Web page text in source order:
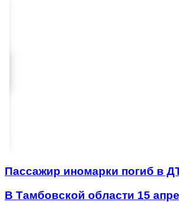
Пассажир иномарки погиб в
В Тамбовской области 15